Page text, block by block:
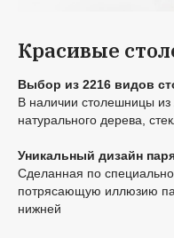
Красивые
Выбор из 2216 видов
В наличии столешницы
натурального дерева,
Уникальный дизайн
Сделанная по
потрясающую иллюзию
нижней